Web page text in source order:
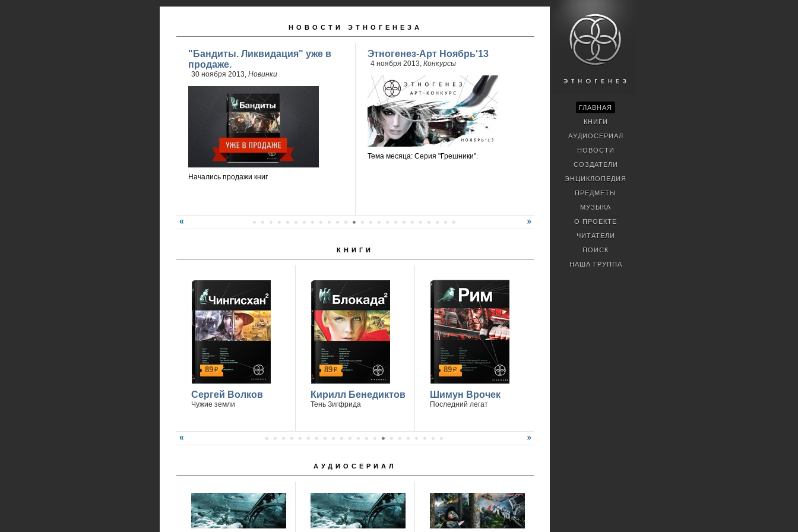
НОВОСТИ ЭТНОГЕНЕЗА
"Бандиты. Ликвидация" уже в
продаже.
30 ноября 2013, Новинки
Начались продажи книг
Этногенез-Арт Ноябрь'13
4 ноября 2013, Конкурсы
Тема месяца: Серия "Грешники".
КНИГИ
89р
Сергей Волков
Чужие земли
89р
Кирилл Бенедиктов
Тень Зигфрида
89р
Шимун Врочек
Последний легат
АУДИОСЕРИАЛ
ГЛАВНАЯ
КНИГИ
АУДИОСЕРИАЛ
НОВОСТИ
СОЗДАТЕЛИ
ЭНЦИКЛОПЕДИЯ
ПРЕДМЕТЫ
МУЗЫКА
О ПРОЕКТЕ
ЧИТАТЕЛИ
ПОИСК
НАША ГРУППА